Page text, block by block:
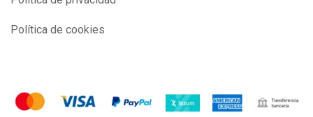
Política de cookies